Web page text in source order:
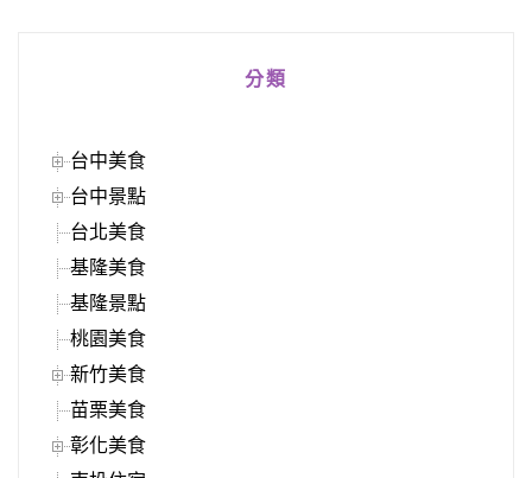
分類
台中美食
台中景點
台北美食
基隆美食
基隆景點
桃園美食
新竹美食
苗栗美食
彰化美食